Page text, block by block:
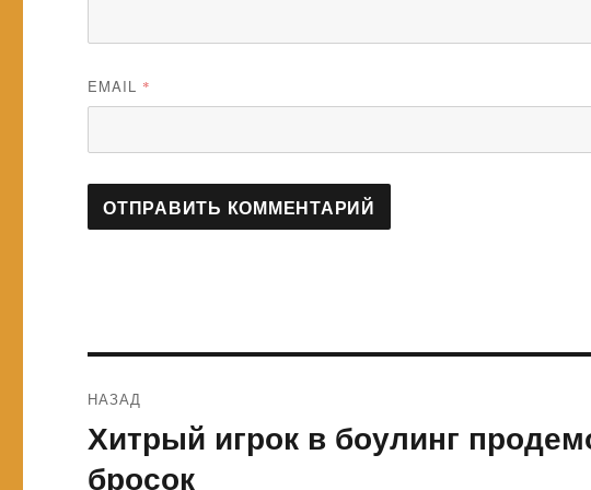
EMAIL *
по
записям
НАЗАД
Предыдущая
запись:
Хитрый игрок в боулинг
бросок